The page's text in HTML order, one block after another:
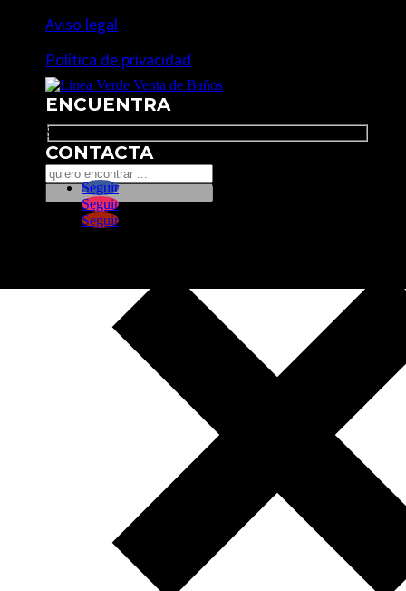
Aviso legal
Política de privacidad
ENCUENTRA
Search
CONTACTA
Seguir
Seguir
Seguir